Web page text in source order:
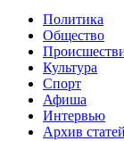
Политика
Общество
Культура
Спорт
Афиша
Интервью
Архив статей